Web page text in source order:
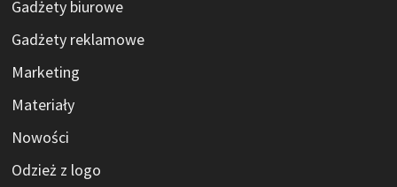
Gadżety biurowe
Gadżety reklamowe
Marketing
Materiały
Nowości
Odzież z logo